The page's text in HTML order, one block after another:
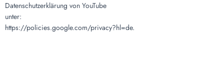
Datenschutzerklärung von YouTube
unter:
https://policies.google.com/privacy?hl=de.